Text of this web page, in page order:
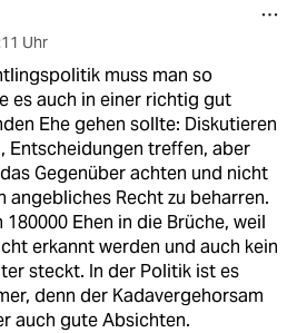
Uhr
muss man so
es auch in einer richtig gut
Ehe gehen sollte: Diskutieren
Entscheidungen treffen, aber
Gegenüber achten und nicht
angebliches Recht zu beharren.
180000 Ehen in die Brüche, weil
erkannt werden und auch kein
steckt. In der Politik ist es
denn der Kadavergehorsam
auch gute Absichten.